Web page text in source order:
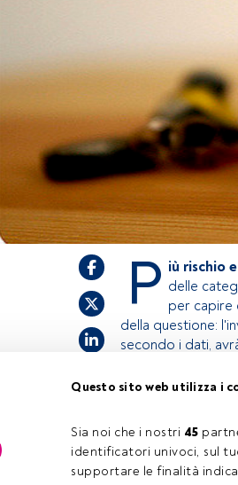
Questo sito web utilizza i
Sia noi che i nostri 45
identificatori univoci, sul
supportare le finalità
Tempo di lettura: 1 min.
P iù rischio
delle
per capire
della questione:
secondo i dati,
accedi tramite il
registrarti per